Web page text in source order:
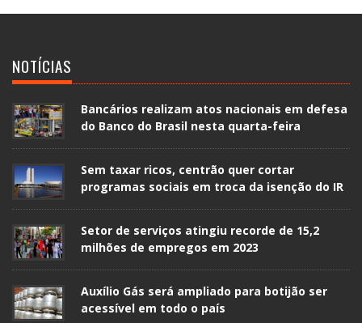
NOTÍCIAS
Bancários realizam atos nacionais em defesa
do Banco do Brasil nesta quarta-feira
Sem taxar ricos, centrão quer cortar
programas sociais em troca da isenção do IR
Setor de serviços atingiu recorde de 15,2
milhões de empregos em 2023
Auxílio Gás será ampliado para botijão ser
acessível em todo o país